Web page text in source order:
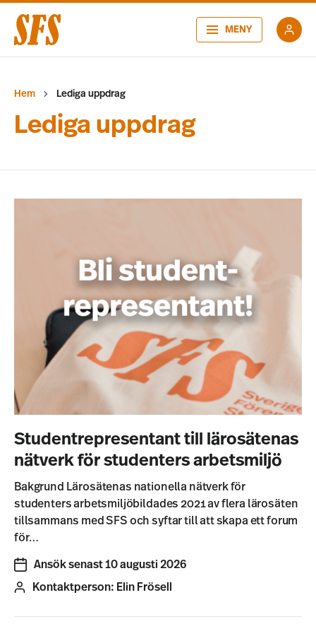
MENY
Hem Lediga uppdrag
Lediga uppdrag
Studentrepresentant till lärosätenas
nätverk för studenters arbetsmiljö
Bakgrund Lärosätenas nationella nätverk för
studenters arbetsmiljöbildades 2021 av flera lärosäten
tillsammans med SFS och syftar till att skapa ett forum
för…
Ansök senast 10 augusti 2026
Kontaktperson: Elin Frösell